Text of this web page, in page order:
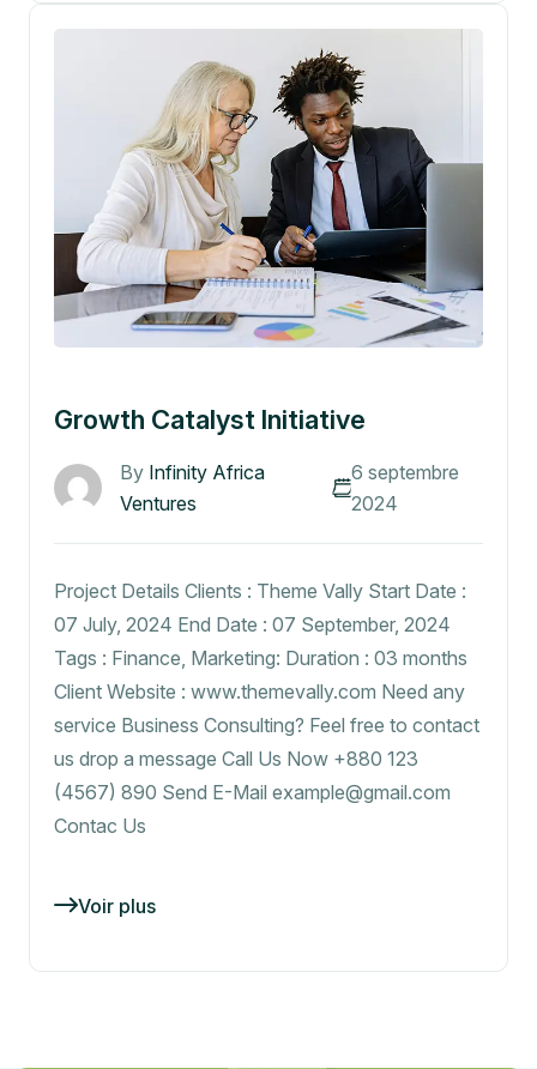
Growth Catalyst Initiative
By Infinity Africa
Ventures
6 septembre
2024
Project Details Clients : Theme Vally Start Date :
07 July, 2024 End Date : 07 September, 2024
Tags : Finance, Marketing: Duration : 03 months
Client Website : www.themevally.com Need any
service Business Consulting? Feel free to contact
us drop a message Call Us Now +880 123
(4567) 890 Send E-Mail example@gmail.com
Contac Us
Voir plus